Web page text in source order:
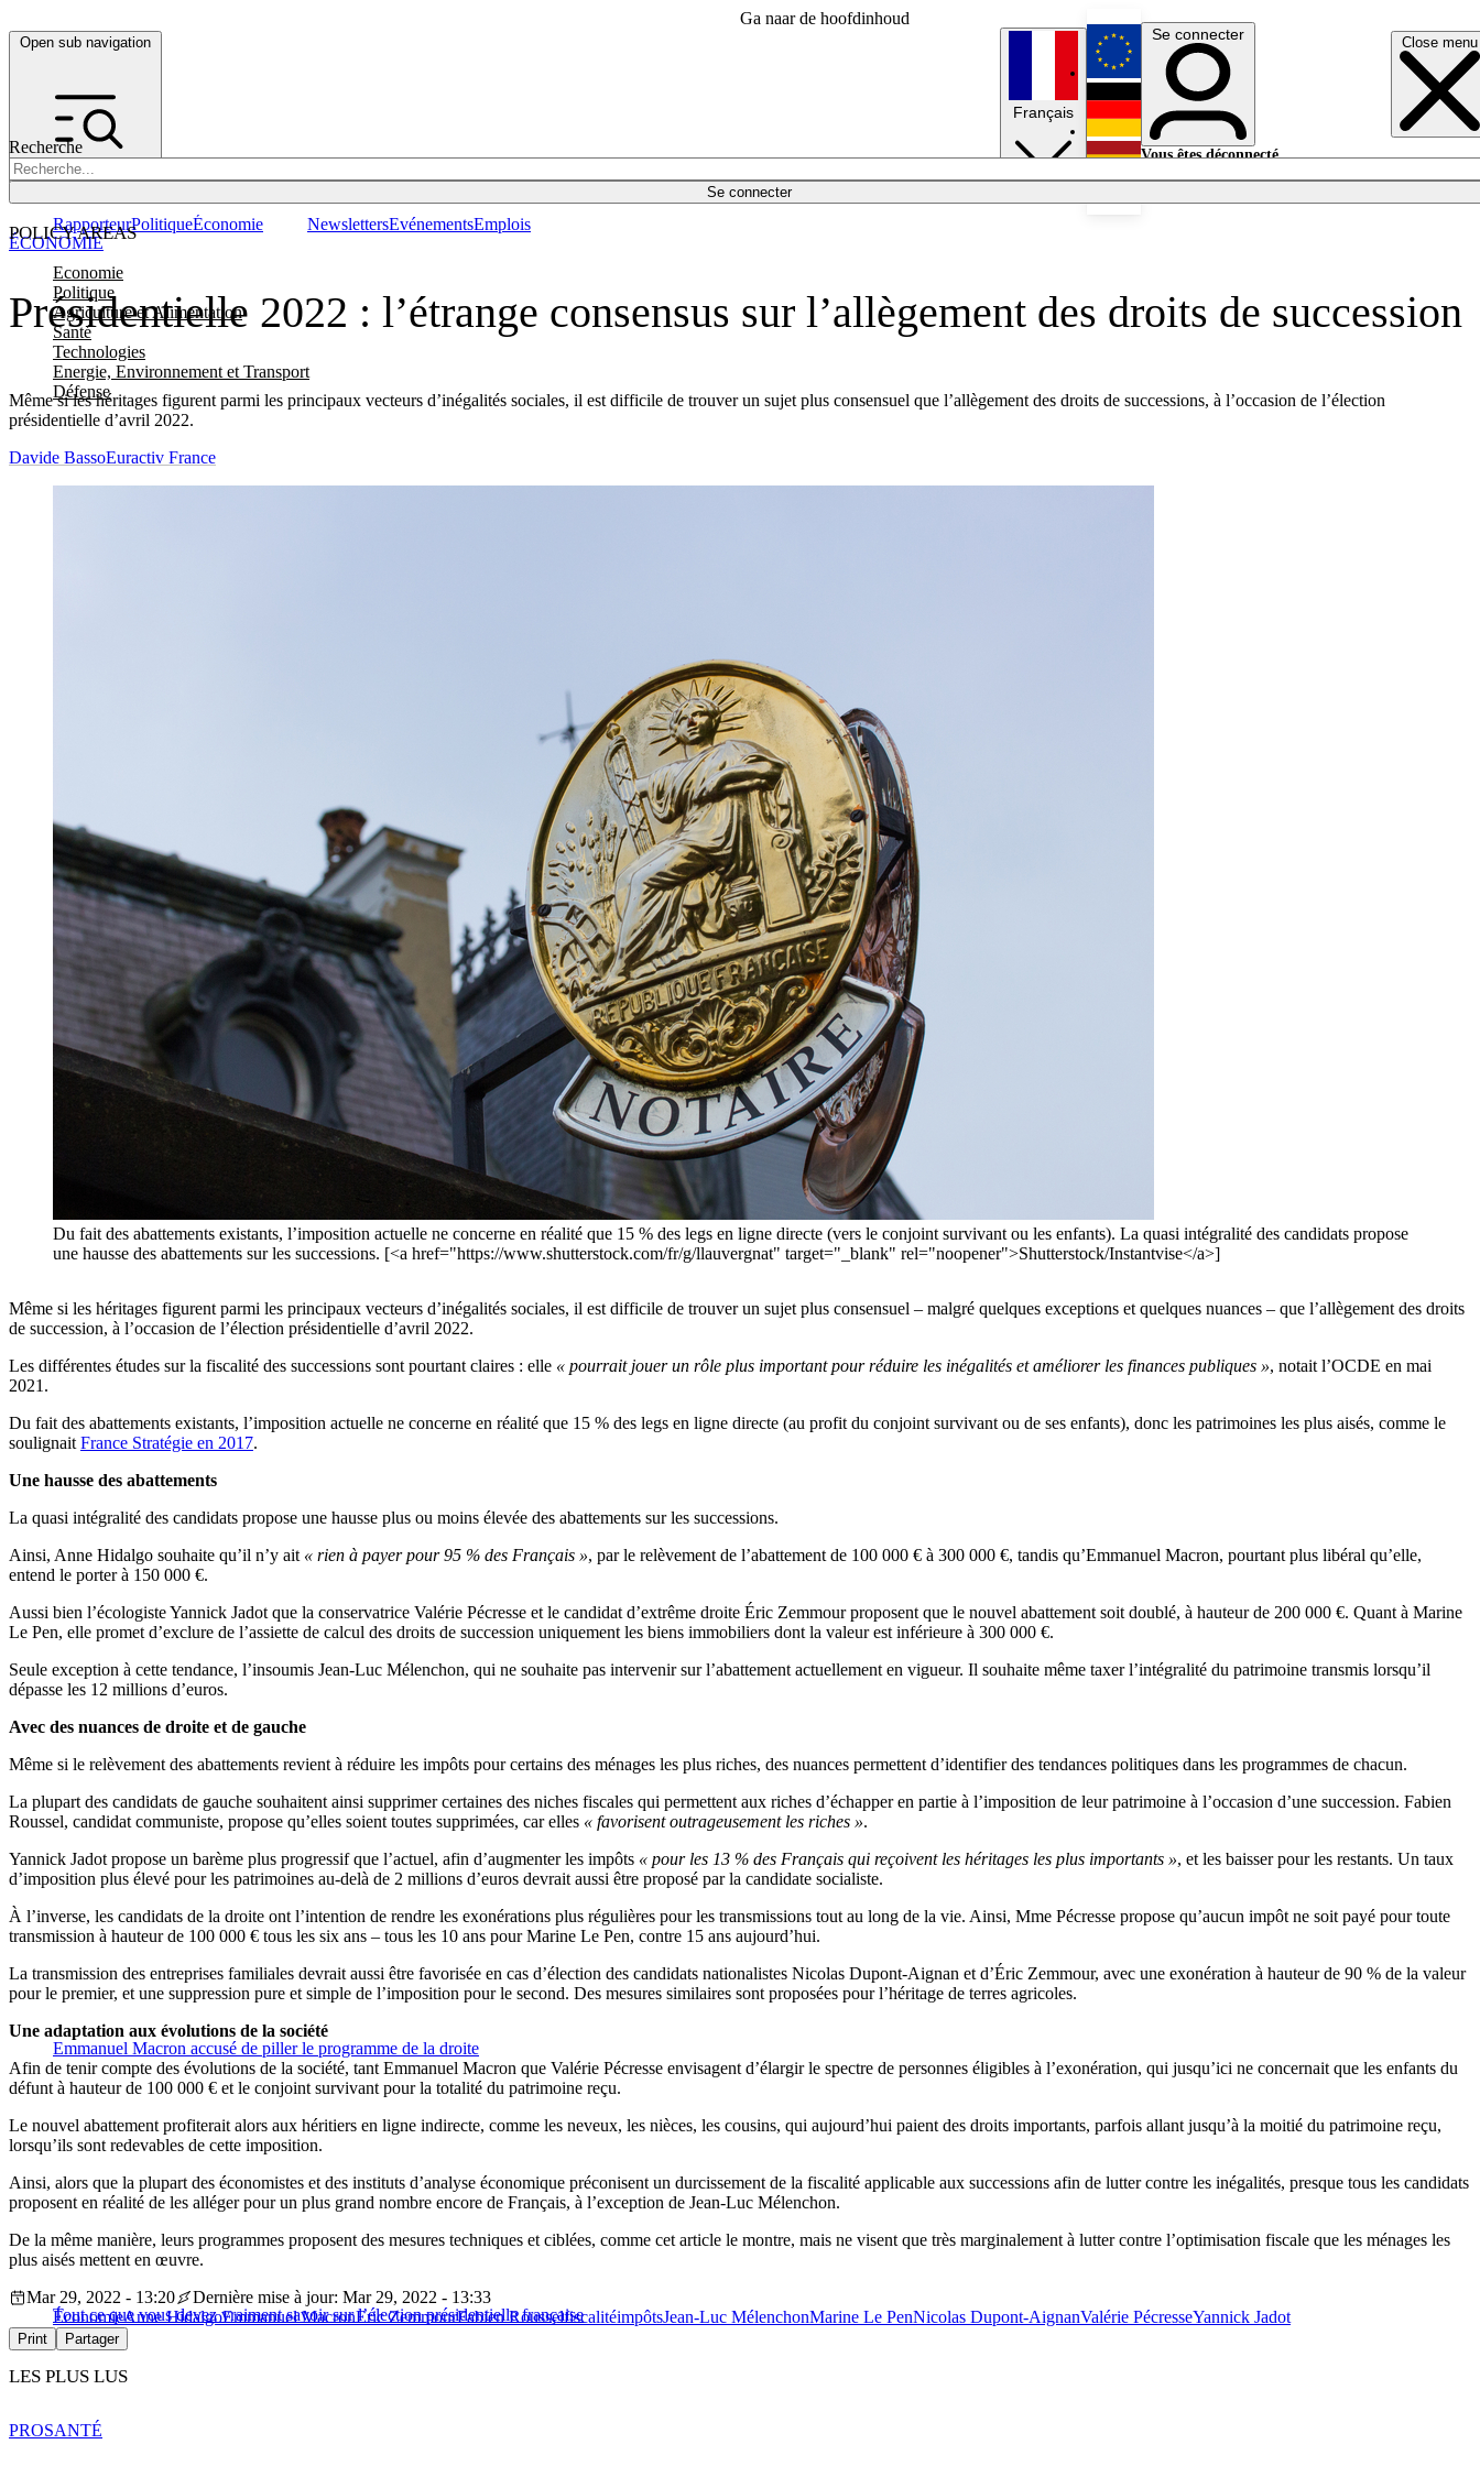
Ga naar de hoofdinhoud
Open sub navigation Close menu
Recherche
Se connecter
POLICY AREAS
Economie
Politique
Agriculture et Alimentation
Santé
Technologies
Energie, Environnement et Transport
Défense
RapporteurPolitiqueÉconomie NewslettersEvénementsEmplois
Français
English
Deutsch
Se connecter
Vous êtes déconnecté.
Présidentielle 2022 : l’étrange consensus sur l’allègement des droits de succession
Même si les héritages figurent parmi les principaux vecteurs d’inégalités sociales, il est difficile de trouver un sujet plus consensuel que l’allègement des droits de successions, à l’occasion de l’élection
présidentielle d’avril 2022.
ÉCONOMIE
Davide BassoEuractiv France
Du fait des abattements existants, l’imposition actuelle ne concerne en réalité que 15 % des legs en ligne directe (vers le conjoint survivant ou les enfants). La quasi intégralité des candidats propose
une hausse des abattements sur les successions. [<a href="https://www.shutterstock.com/fr/g/llauvergnat" target="_blank" rel="noopener">Shutterstock/Instantvise</a>]
Même si les héritages figurent parmi les principaux vecteurs d’inégalités sociales, il est difficile de trouver un sujet plus consensuel – malgré quelques exceptions et quelques nuances – que l’allègement des droits
de succession, à l’occasion de l’élection présidentielle d’avril 2022.
Les différentes études sur la fiscalité des successions sont pourtant claires : elle « pourrait jouer un rôle plus important pour réduire les inégalités et améliorer les finances publiques », notait l’OCDE en mai
2021.
Du fait des abattements existants, l’imposition actuelle ne concerne en réalité que 15 % des legs en ligne directe (au profit du conjoint survivant ou de ses enfants), donc les patrimoines les plus aisés, comme le
soulignait France Stratégie en 2017.
Une hausse des abattements
La quasi intégralité des candidats propose une hausse plus ou moins élevée des abattements sur les successions.
Ainsi, Anne Hidalgo souhaite qu’il n’y ait « rien à payer pour 95 % des Français », par le relèvement de l’abattement de 100 000 € à 300 000 €, tandis qu’Emmanuel Macron, pourtant plus libéral qu’elle,
entend le porter à 150 000 €.
Aussi bien l’écologiste Yannick Jadot que la conservatrice Valérie Pécresse et le candidat d’extrême droite Éric Zemmour proposent que le nouvel abattement soit doublé, à hauteur de 200 000 €. Quant à Marine
Le Pen, elle promet d’exclure de l’assiette de calcul des droits de succession uniquement les biens immobiliers dont la valeur est inférieure à 300 000 €.
Seule exception à cette tendance, l’insoumis Jean-Luc Mélenchon, qui ne souhaite pas intervenir sur l’abattement actuellement en vigueur. Il souhaite même taxer l’intégralité du patrimoine transmis lorsqu’il
dépasse les 12 millions d’euros.
Avec des nuances de droite et de gauche
Même si le relèvement des abattements revient à réduire les impôts pour certains des ménages les plus riches, des nuances permettent d’identifier des tendances politiques dans les programmes de chacun.
La plupart des candidats de gauche souhaitent ainsi supprimer certaines des niches fiscales qui permettent aux riches d’échapper en partie à l’imposition de leur patrimoine à l’occasion d’une succession. Fabien
Roussel, candidat communiste, propose qu’elles soient toutes supprimées, car elles « favorisent outrageusement les riches ».
Yannick Jadot propose un barème plus progressif que l’actuel, afin d’augmenter les impôts « pour les 13 % des Français qui reçoivent les héritages les plus importants », et les baisser pour les restants. Un taux
d’imposition plus élevé pour les patrimoines au-delà de 2 millions d’euros devrait aussi être proposé par la candidate socialiste.
À l’inverse, les candidats de la droite ont l’intention de rendre les exonérations plus régulières pour les transmissions tout au long de la vie. Ainsi, Mme Pécresse propose qu’aucun impôt ne soit payé pour toute
transmission à hauteur de 100 000 € tous les six ans – tous les 10 ans pour Marine Le Pen, contre 15 ans aujourd’hui.
La transmission des entreprises familiales devrait aussi être favorisée en cas d’élection des candidats nationalistes Nicolas Dupont-Aignan et d’Éric Zemmour, avec une exonération à hauteur de 90 % de la valeur
pour le premier, et une suppression pure et simple de l’imposition pour le second. Des mesures similaires sont proposées pour l’héritage de terres agricoles.
Emmanuel Macron accusé de piller le programme de la droite
Une adaptation aux évolutions de la société
Afin de tenir compte des évolutions de la société, tant Emmanuel Macron que Valérie Pécresse envisagent d’élargir le spectre de personnes éligibles à l’exonération, qui jusqu’ici ne concernait que les enfants du
défunt à hauteur de 100 000 € et le conjoint survivant pour la totalité du patrimoine reçu.
Le nouvel abattement profiterait alors aux héritiers en ligne indirecte, comme les neveux, les nièces, les cousins, qui aujourd’hui paient des droits importants, parfois allant jusqu’à la moitié du patrimoine reçu,
lorsqu’ils sont redevables de cette imposition.
Ainsi, alors que la plupart des économistes et des instituts d’analyse économique préconisent un durcissement de la fiscalité applicable aux successions afin de lutter contre les inégalités, presque tous les candidats
proposent en réalité de les alléger pour un plus grand nombre encore de Français, à l’exception de Jean-Luc Mélenchon.
De la même manière, leurs programmes proposent des mesures techniques et ciblées, comme cet article le montre, mais ne visent que très marginalement à lutter contre l’optimisation fiscale que les ménages les
plus aisés mettent en œuvre.
Tout ce que vous devez vraiment savoir sur l’élection présidentielle française
Mar 29, 2022 - 13:20
Dernière mise à jour: Mar 29, 2022 - 13:33
ÉconomieAnne HidalgoEmmanuel MacronEric ZemmourFabien RousselfiscalitéimpôtsJean-Luc MélenchonMarine Le PenNicolas Dupont-AignanValérie PécresseYannick Jadot
Print Partager
LES PLUS LUS
PROSANTÉ